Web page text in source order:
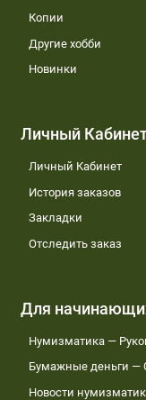
Копии
Другие хобби
Новинки
Личный
Личный Кабинет
История заказов
Закладки
Отследить заказ
Для
Нумизматика —
Бумажные деньги —
Новости